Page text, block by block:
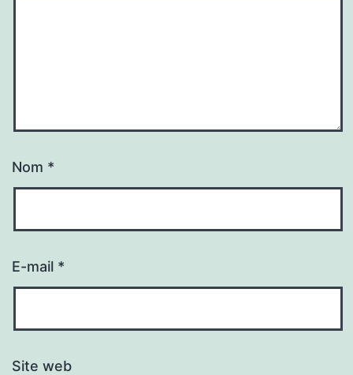
Nom *
E-mail *
Site web